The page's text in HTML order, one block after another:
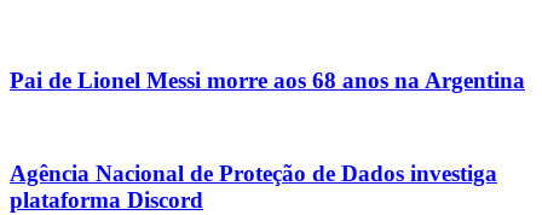
Pai de Lionel Messi morre aos 68 anos na Argentina
Agência Nacional de Proteção de Dados investiga
plataforma Discord